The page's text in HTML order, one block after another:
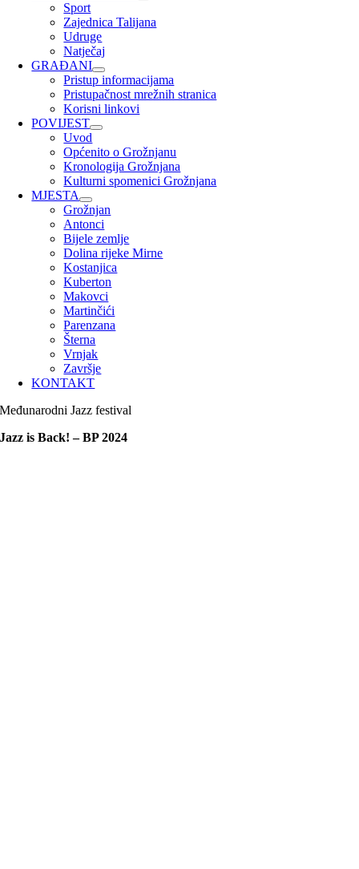
Sport
Zajednica Talijana
Udruge
Natječaj
GRAĐANI
Pristup informacijama
Pristupačnost mrežnih stranica
Korisni linkovi
POVIJEST
Uvod
Općenito o Grožnjanu
Kronologija Grožnjana
Kulturni spomenici Grožnjana
MJESTA
Grožnjan
Antonci
Bijele zemlje
Dolina rijeke Mirne
Kostanjica
Kuberton
Makovci
Martinčići
Parenzana
Šterna
Vrnjak
Završje
KONTAKT
Međunarodni Jazz festival
Jazz is Back! – BP 2024